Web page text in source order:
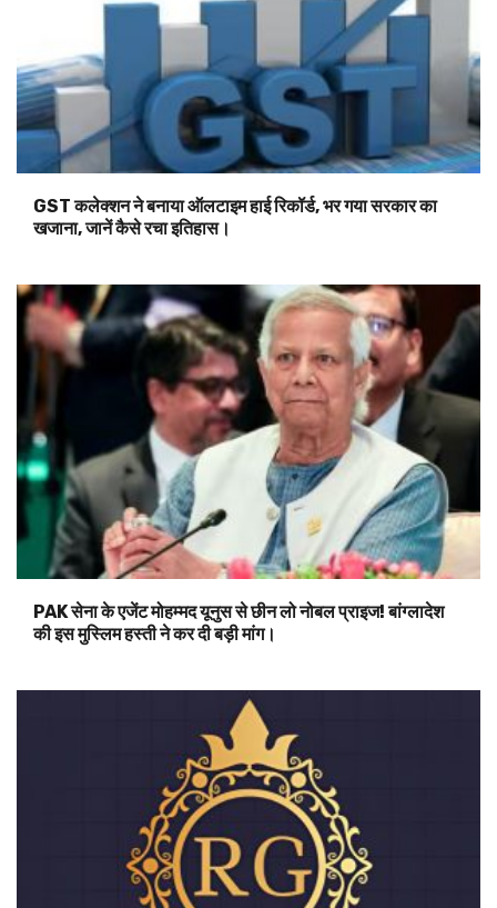
GST कलेक्शन ने बनाया ऑलटाइम हाई रिकॉर्ड, भर गया सरकार का
खजाना, जानें कैसे रचा इतिहास।
PAK सेना के एजेंट मोहम्मद यूनुस से छीन लो नोबल प्राइज! बांग्लादेश
की इस मुस्लिम हस्ती ने कर दी बड़ी मांग।